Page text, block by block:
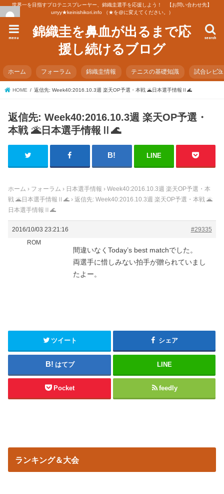
世界一を目指すプロテニスプレーヤー、錦織圭選手を応援しよう！ 【お問い合わせ先】
urryy★keinishikori.info （★を@に変えてください。）
錦織圭を鼻血が出るまで応
援し続けるブログ
search
menu
ホーム フォーラム 錦織圭情報 テニスの基礎知識 試合レビ
HOME 返信先: Week40:2016.10.3週 楽天OP予選・本戦 🌋日本選手情報Ⅱ🌊
返信先: Week40:2016.10.3週 楽天OP予選・
本戦 🌋日本選手情報Ⅱ🌊
LINE
ホーム › フォーラム › 日本選手情報 › Week40:2016.10.3週 楽天OP予選・本
戦 🌋日本選手情報Ⅱ🌊 › 返信先: Week40:2016.10.3週 楽天OP予選・本戦 🌋
日本選手情報Ⅱ🌊
2016/10/03 23:21:16
#29335
ROM
間違いなくToday’s best matchでした。
両選手に惜しみない拍手が贈られていまし
たよー。
ツイート シェア
はてブ LINE
Pocket feedly
ランキング＆大会